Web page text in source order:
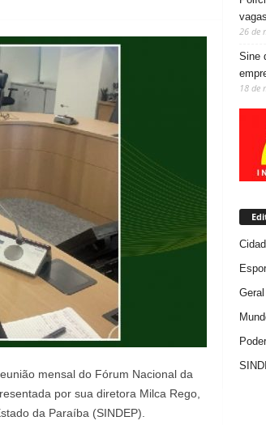
mensal do Fórum Nacional da
por sua diretora Milca Rego,
da Paraíba (SINDEP).
vagas
26 de
Sine
18 de
Geral